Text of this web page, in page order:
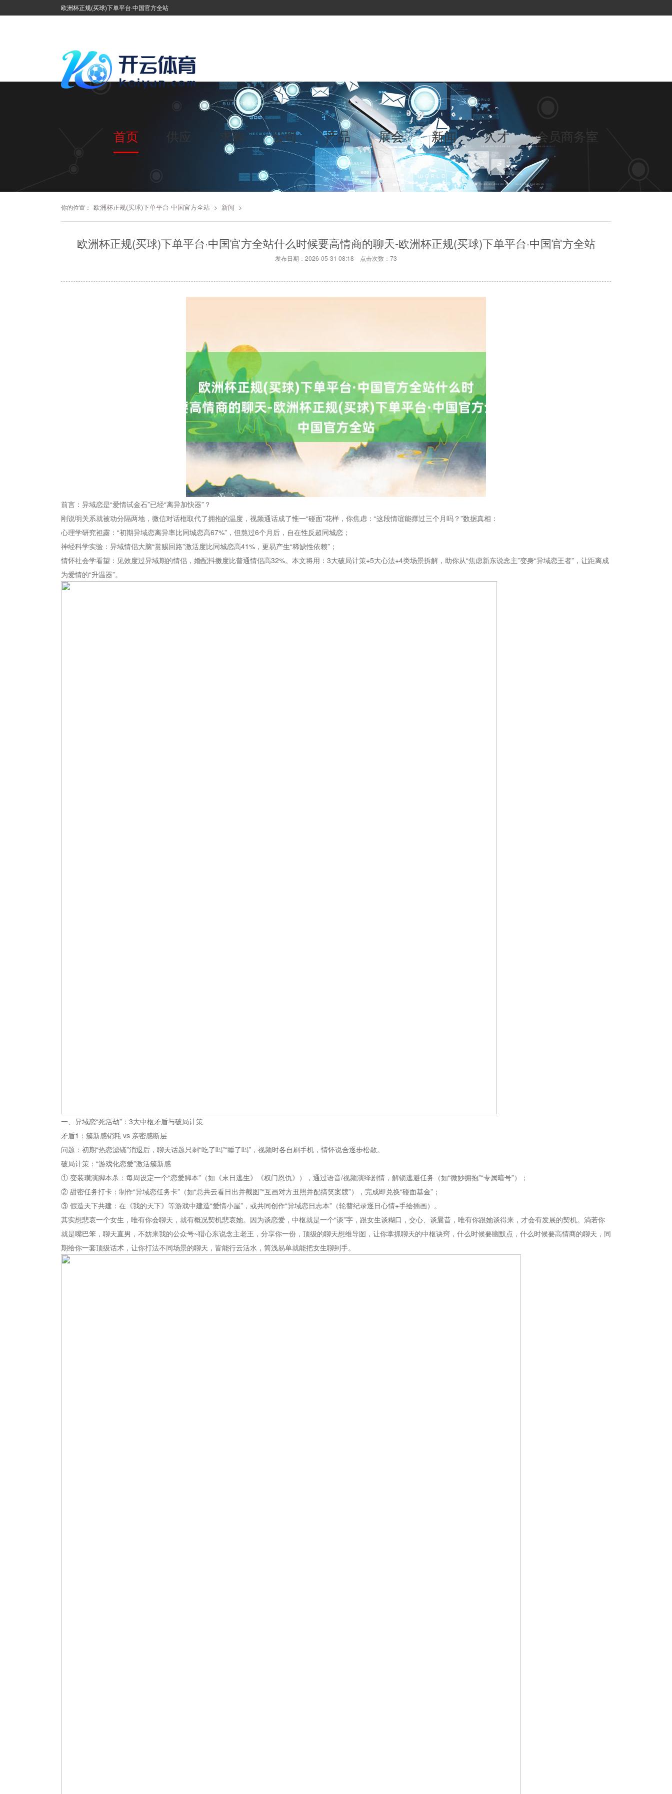
欧洲杯正规(买球)下单平台·中国官方全站
首页 供应 求购 公司 产品 展会 新闻 人才 会员商务室
你的位置： 欧洲杯正规(买球)下单平台·中国官方全站 > 新闻 >
欧洲杯正规(买球)下单平台·中国官方全站什么时候要高情商的聊天-欧洲杯正规(买球)下单平台·中国官方全站
发布日期：2026-05-31 08:18 点击次数：73
前言：异域恋是“爱情试金石”已经“离异加快器”？
刚说明关系就被动分隔两地，微信对话框取代了拥抱的温度，视频通话成了惟一“碰面”花样，你焦虑：“这段情谊能撑过三个月吗？”数据真相：
心理学研究袒露：“初期异域恋离异率比同城恋高67%”，但熬过6个月后，自在性反超同城恋；
神经科学实验：异域情侣大脑“赏赐回路”激活度比同城恋高41%，更易产生“稀缺性依赖”；
情怀社会学看望：见效度过异域期的情侣，婚配抖擞度比普通情侣高32%。本文将用：3大破局计策+5大心法+4类场景拆解，助你从“焦虑新东说念主”变身“异域恋王者”，让距离成
为爱情的“升温器”。
一、异域恋“死活劫”：3大中枢矛盾与破局计策
矛盾1：簇新感销耗 vs 亲密感断层
问题：初期“热恋滤镜”消退后，聊天话题只剩“吃了吗”“睡了吗”，视频时各自刷手机，情怀说合逐步松散。
破局计策：“游戏化恋爱”激活簇新感
① 变装璜演脚本杀：每周设定一个“恋爱脚本”（如《末日逃生》《权门恩仇》），通过语音/视频演绎剧情，解锁逃避任务（如“微妙拥抱”“专属暗号”）；
② 甜密任务打卡：制作“异域恋任务卡”（如“总共云看日出并截图”“互画对方丑照并配搞笑案牍”），完成即兑换“碰面基金”；
③ 假造天下共建：在《我的天下》等游戏中建造“爱情小屋”，或共同创作“异域恋日志本”（轮替纪录逐日心情+手绘插画）。
其实想悲哀一个女生，唯有你会聊天，就有概况契机悲哀她。因为谈恋爱，中枢就是一个“谈”字，跟女生谈糊口，交心、谈曩昔，唯有你跟她谈得来，才会有发展的契机。淌若你
就是嘴巴笨，聊天直男，不妨来我的公众号~猎心东说念主老王，分享你一份，顶级的聊天想维导图，让你掌抓聊天的中枢诀窍，什么时候要幽默点，什么时候要高情商的聊天，同
期给你一套顶级话术，让你打法不同场景的聊天，皆能行云活水，简浅易单就能把女生聊到手。